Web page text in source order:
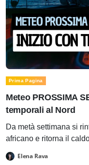
Prima Pagina
Meteo PROSSIMA
temporali al Nord
Da metà settimana si
africano e ritorna il
Elena Rava